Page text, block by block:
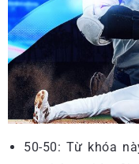
50-50: Từ khóa